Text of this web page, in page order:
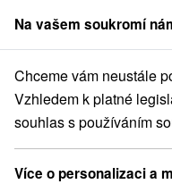
člen skupinySorger
Východné Slovensko
Chaty na
Turňou
Na vašem soukromí
Chceme vám neustále
Vzhledem k platné
souhlas s používáním
Více o personalizaci a